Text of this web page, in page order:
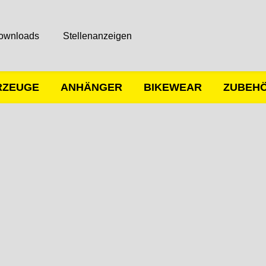
Stellenanzeigen
ANHÄNGER BIKEWEAR